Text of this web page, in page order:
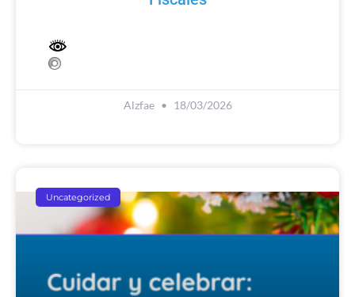
Alzfae 18/03/2026
Uncategorized